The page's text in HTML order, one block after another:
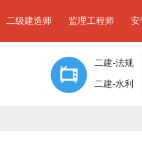
二级建造师 监理工程师 安
二建-法规
及相关知
识
二建-水利
水电